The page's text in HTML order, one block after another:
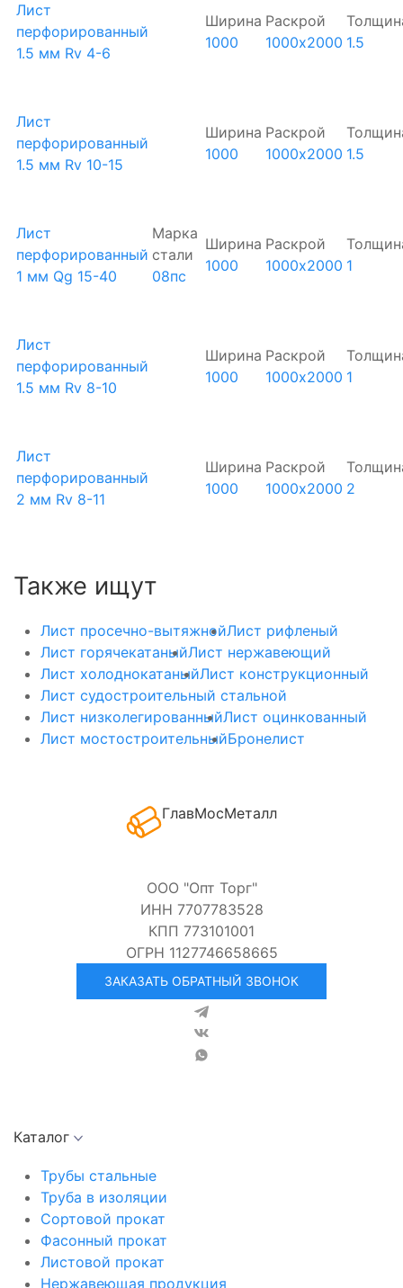
Лист
перфорированный
1.5 мм Rv 4-6
Ширина
1000
Раскрой
1000х2000 1.5
Лист
перфорированный
1.5 мм Rv 10-15
Ширина
1000
Раскрой
1000х2000 1.5
Лист
перфорированный
1 мм Qg 15-40
Марка
стали
08пс
Ширина
1000
Раскрой
1000х2000 1
Лист
перфорированный
1.5 мм Rv 8-10
Ширина
1000
Раскрой
1000х2000 1
Лист
перфорированный
2 мм Rv 8-11
Ширина
1000
Раскрой
1000х2000 2
Также ищут
Лист просечно-вытяжнойЛист рифленый
Лист горячекатаныйЛист нержавеющий
Лист холоднокатаныйЛист конструкционный
Лист судостроительный стальной
Лист низколегированныйЛист оцинкованный
Лист мостостроительныйБронелист
ГлавМосМеталл
ООО "Опт Торг"
ИНН 7707783528
КПП 773101001
ОГРН 1127746658665
ЗАКАЗАТЬ ОБРАТНЫЙ ЗВОНОК
Каталог
Трубы стальные
Труба в изоляции
Сортовой прокат
Фасонный прокат
Листовой прокат
Нержавеющая продукция